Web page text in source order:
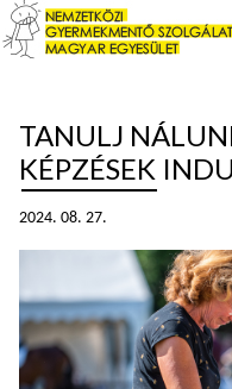
TANULJ
KÉPZÉSEK
2024. 08. 27.